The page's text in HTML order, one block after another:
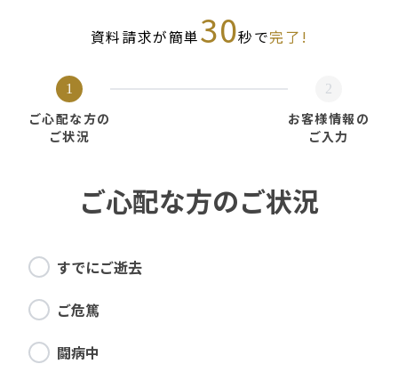
資料請求が簡単30秒で完了!
1
ご心配な方の
ご状況
2
お客様情報の
ご入力
ご心配な方のご状況
すでにご逝去
ご危篤
闘病中